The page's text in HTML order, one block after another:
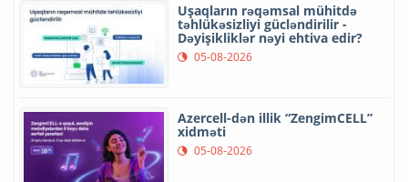
Uşaqların rəqəmsal mühitdə
təhlükəsizliyi gücləndirilir -
Dəyişikliklər nəyi ehtiva edir?
05-08-2026
Azercell-dən illik “ZengimCELL”
xidməti
05-08-2026